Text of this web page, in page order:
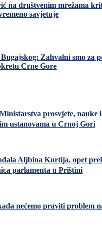
na društvenim mrežama
savjetuje
Zahvalni smo za
Crne Gore
prosvjete, nauke
ustanovama u Crnoj Gori
Aljbina Kurtija, opet
parlamenta u Prištini
nećemo praviti problem